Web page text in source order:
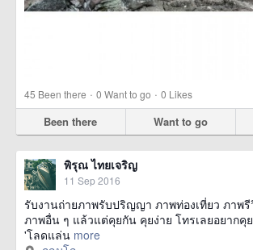
45 Been there · 0 Want to go · 0 Likes
Been there Want to go
พิรุณ ไทยเจริญ
11 Sep 2016
รับงานถ่ายภาพรับปริญญา ภาพท่องเที่ยว ภาพรี
ภาพอื่น ๆ แล้วแต่คุยกัน คุยง่าย โทรเลยอยากคุ
'โลดแล่น more